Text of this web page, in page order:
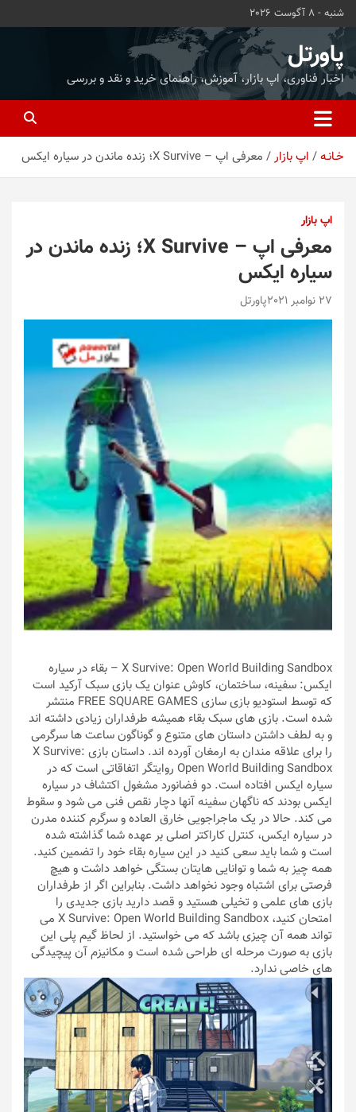
محتوا
بروید
شنبه - 8 آگوست 2026
پاورتل
اخبار فناوری، اپ بازار، آموزش، راهنمای خرید و نقد و بررسی
خـانـه اپ بازار معرفی اپ – X Survive؛ زنده ماندن در سیاره ایکس
اپ بازار
معرفی اپ – X Survive؛ زنده ماندن در
سیاره ایکس
27 نوامبر 2021 پاورتل
X Survive: Open World Building Sandbox – بقاء در سیاره
ایکس: سفینه، ساختمان، کاوش عنوان یک بازی سبک آرکید است
که توسط استودیو بازی سازی FREE SQUARE GAMES منتشر
شده است. بازی های سبک بقاء همیشه طرفداران زیادی داشته اند
و به لطف داشتن داستان های متنوع و گوناگون ساعت ها سرگرمی
را برای علاقه مندان به ارمغان آورده اند. داستان بازی X Survive:
Open World Building Sandbox روایتگر اتفاقاتی است که در
سیاره ایکس افتاده است. دو فضانورد مشغول اکتشاف در سیاره
ایکس بودند که ناگهان سفینه آنها دچار نقص فنی می شود و سقوط
می کند. حالا در یک ماجراجویی خارق العاده و سرگرم کننده مدرن
در سیاره ایکس، کنترل کاراکتر اصلی بر عهده شما گذاشته شده
است و شما باید سعی کنید در این سیاره بقاء خود را تضمین کنید.
همه چیز به شما و توانایی هایتان بستگی خواهد داشت و هیچ
فرصتی برای اشتباه وجود نخواهد داشت. بنابراین اگر از طرفداران
بازی های علمی و تخیلی هستید و قصد دارید بازی جدیدی را
امتحان کنید، X Survive: Open World Building Sandbox می
تواند همه آن چیزی باشد که می خواستید. از لحاظ گیم پلی این
بازی به صورت مرحله ای طراحی شده است و مکانیزم آن پیچیدگی
های خاصی ندارد.